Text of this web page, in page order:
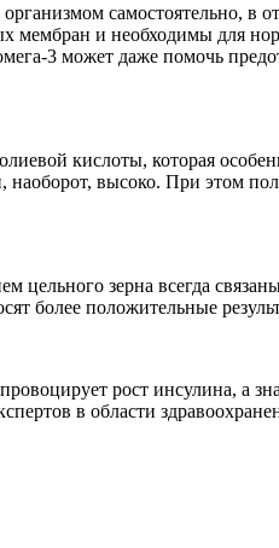
самостоятельно, в
мембран и необходимы для
3 может даже помочь
кислоты, которая
высоко. При этом
зерна всегда
более положительные
рост инсулина, а
в области